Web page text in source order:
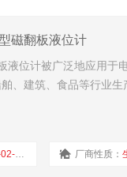
磁翻板液位计
液位计被广泛地应用于
、建筑、食品等行业生
19 厂商性质：